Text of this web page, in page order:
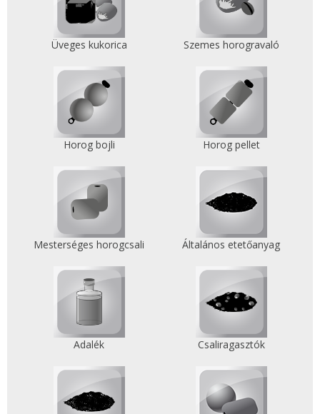
Üveges kukorica Szemes horogravaló
Horog bojli Horog pellet
Mesterséges horogcsali Általános etetőanyag
Adalék Csaliragasztók